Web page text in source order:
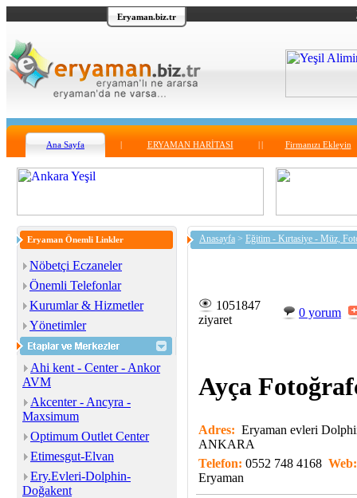
Eryaman.biz.tr
Ana Sayfa ERYAMAN HARİTASI Firmanızı Ekleyin
Eryaman Önemli Linkler
Nöbetçi Eczaneler
Önemli Telefonlar
Kurumlar & Hizmetler
Yönetimler
Ahi kent - Center - Ankor
AVM
Akcenter - Ancyra -
Maxsimum
Optimum Outlet Center
Etimesgut-Elvan
Ery.Evleri-Dolphin-
Doğakent
Anasayfa > Eğitim - Kırtasiye - Müz,
1051847
ziyaret
0 yorum
Ayça
Adres: Eryaman evleri
ANKARA
Telefon: 0552 748 4168
Eryaman